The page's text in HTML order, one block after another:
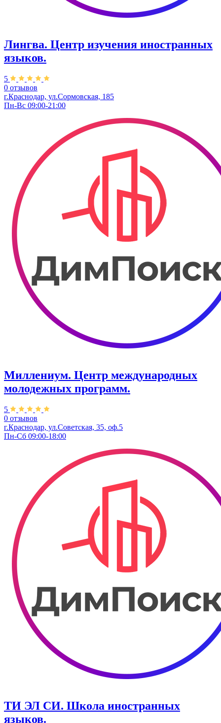
Лингва. Центр изучения иностранных
языков.
5
0 отзывов
г.Краснодар, ул.Сормовская, 185
Пн-Вс 09:00-21:00
Миллениум. Центр международных
молодежных программ.
5
0 отзывов
г.Краснодар, ул.Советская, 35, оф.5
Пн-Сб 09:00-18:00
ТИ ЭЛ СИ. Школа иностранных
языков.